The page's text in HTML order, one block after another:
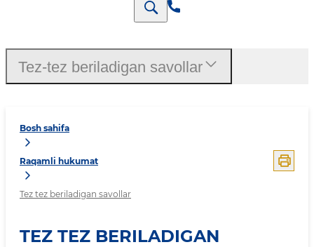
Bosh sahifa
Raqamli hukumat
Tez tez beriladigan savollar
TEZ TEZ BERILADIGAN
Tez-tez beriladigan savollar